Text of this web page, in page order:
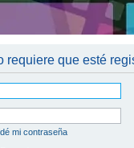
requiere que esté
mi contraseña